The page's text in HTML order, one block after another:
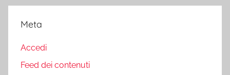
Meta
Accedi
Feed dei contenuti